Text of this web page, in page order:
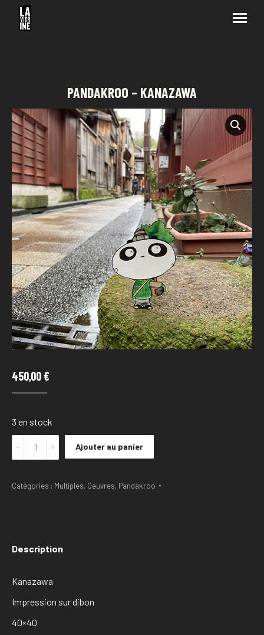
PANDAKROO – KANAZAWA
450,00€
3 en stock
Quantité
Pandakroo
Kanazawa
Ajouter au panier
Catégories : Multiples, Oeuvres, Pandakroo
Description
Kanazawa
Impression sur dibon
40×40